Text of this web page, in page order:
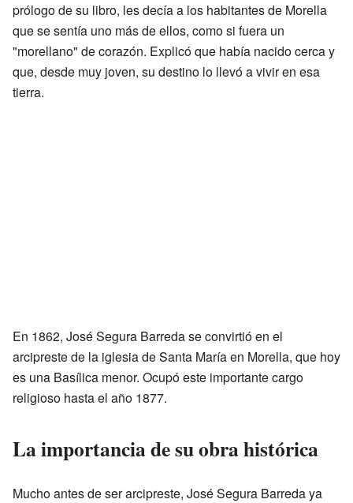
prólogo de su libro, les decía a los habitantes de Morella
que se sentía uno más de ellos, como si fuera un
"morellano" de corazón. Explicó que había nacido cerca y
que, desde muy joven, su destino lo llevó a vivir en esa
tierra.
En 1862, José Segura Barreda se convirtió en el
arcipreste de la iglesia de Santa María en Morella, que hoy
es una Basílica menor. Ocupó este importante cargo
religioso hasta el año 1877.
La importancia de su obra histórica
Mucho antes de ser arcipreste, José Segura Barreda ya